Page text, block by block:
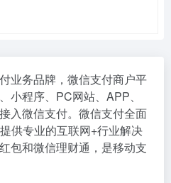
业务品牌，微信支付商户平
小程序、PC网站、APP、
入微信支付。微信支付全面
供专业的互联网+行业解决
包和微信理财通，是移动支